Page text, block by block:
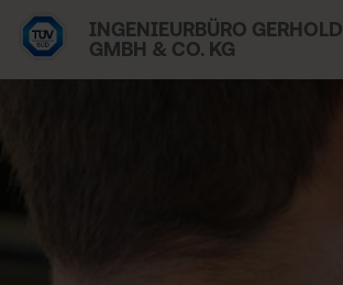
INGENIEURBÜRO GERHOLD
GMBH & CO. KG